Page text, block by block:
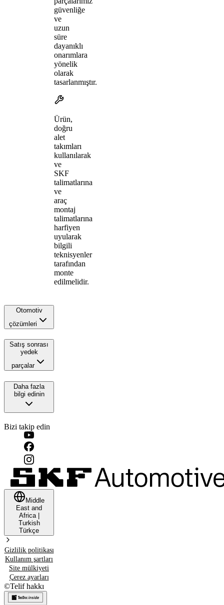
güvenliğe
ve
uzun
süre
dayanıklı
onarımlara
yönelik
olarak
tasarlanmıştır.
Ürün,
doğru
alet
takımları
kullanılarak
ve
SKF
talimatlarına
ve
araç
montaj
talimatlarına
harfiyen
uyularak
bilgili
teknisyenler
tarafından
monte
edilmelidir.
Otomotiv
çözümleri
Satış sonrası
yedek
parçalar
Daha fazla
bilgi edinin
Bizi takip edin
Middle
East and
Africa|
Turkish
Türkçe
Gizlilik politikası
Kullanım şartları
Site mülkiyeti
Çerez ayarları
©Telif hakkı